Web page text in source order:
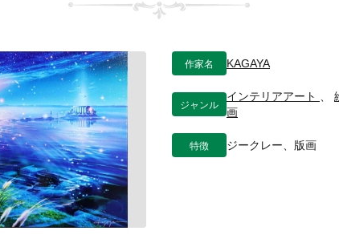
作家名 KAGAYA
ジャンル
インテリアアート
画
特徴 ジークレー、版画